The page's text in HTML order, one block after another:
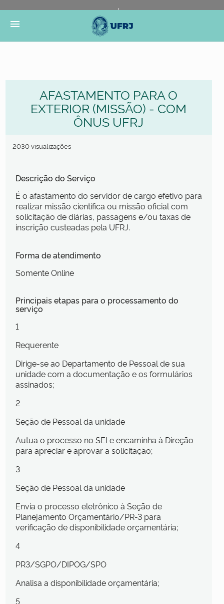
Portal do Governo Brasileiro
Governo
menu
AFASTAMENTO PARA O
EXTERIOR (MISSÃO) - COM
ÔNUS UFRJ
2030 visualizações
Descrição do Serviço
É o afastamento do servidor de cargo efetivo para
realizar missão científica ou missão oficial com
solicitação de diárias, passagens e/ou taxas de
inscrição custeadas pela UFRJ.
Forma de atendimento
Somente Online
Principais etapas para o processamento do
serviço
1
Requerente
Dirige-se ao Departamento de Pessoal de sua
unidade com a documentação e os formulários
assinados;
2
Seção de Pessoal da unidade
Autua o processo no SEI e encaminha à Direção
para apreciar e aprovar a solicitação;
3
Seção de Pessoal da unidade
Envia o processo eletrônico à Seção de
Planejamento Orçamentário/PR-3 para
verificação de disponibilidade orçamentária;
4
PR3/SGPO/DIPOG/SPO
Analisa a disponibilidade orçamentária;
5